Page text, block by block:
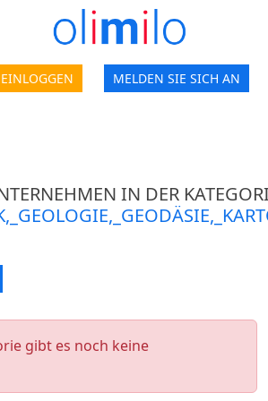
EINLOGGEN MELDEN SIE SICH AN
IN DER
gibt es noch keine